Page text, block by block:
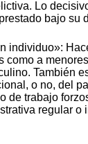
Lo
bajo su
individuo»:
como a
También
o no, del
de trabajo
regular o